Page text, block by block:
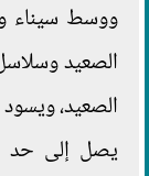
ووسط سيناء
الصعيد
الصعيد،
يصل إلى حد